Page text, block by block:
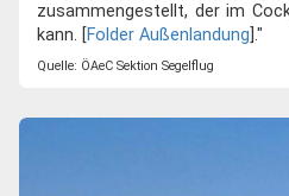
zusammengestellt, der im
kann. [Folder Außenlandung ]."
Quelle: ÖAeC Sektion Segelflug